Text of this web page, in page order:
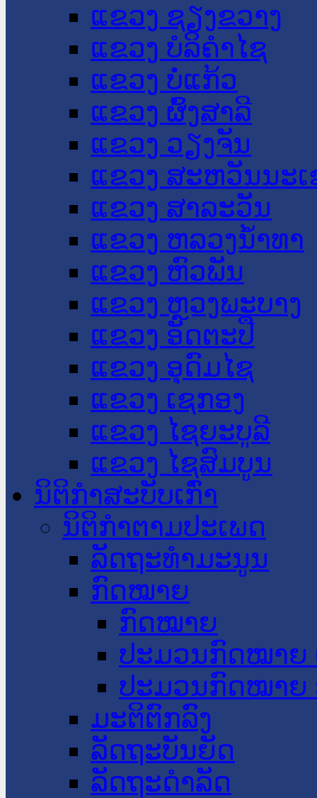
ແຂວງ ຊຽງຂວາງ
ແຂວງ ບໍລິຄໍາໄຊ
ແຂວງ ບໍ່ແກ້ວ
ແຂວງ ຜົ້ງສາລີ
ແຂວງ ວຽງຈັນ
ແຂວງ ສະຫວັນນະ
ແຂວງ ສາລະວັນ
ແຂວງ ຫລວງນໍ້າທາ
ແຂວງ ຫົວພັນ
ແຂວງ ຫຼວງພະບາງ
ແຂວງ ອັດຕະປື
ແຂວງ ອຸດົມໄຊ
ແຂວງ ເຊກອງ
ແຂວງ ໄຊຍະບູລີ
ແຂວງ ໄຊສົມບູນ
ນິຕິກໍາສະບັບເກົ່າ
ນິຕິກຳຕາມປະເພດ
ລັດຖະທໍາມະນູນ
ກົດໝາຍ
ກົດໝາຍ
ປະມວນກົດໝາຍ
ປະມວນກົດໝາຍ
ມະຕິຕົກລົງ
ລັດຖະບັນຍັດ
ລັດຖະດໍາລັດ